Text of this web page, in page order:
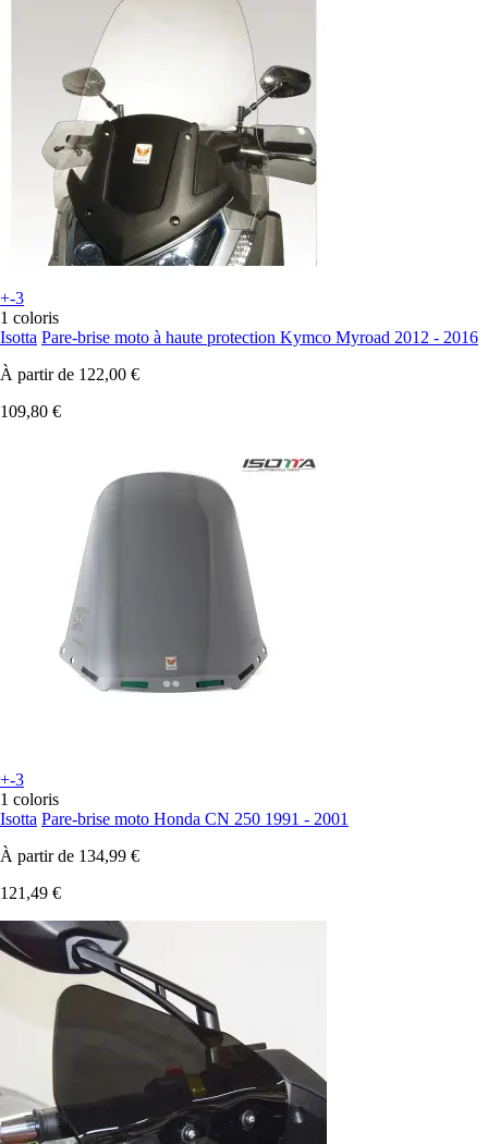
+-3
1 coloris
Isotta Pare-brise moto à haute protection Kymco Myroad 2012 - 2016
À partir de 122,00 €
109,80 €
+-3
1 coloris
Isotta Pare-brise moto Honda CN 250 1991 - 2001
À partir de 134,99 €
121,49 €